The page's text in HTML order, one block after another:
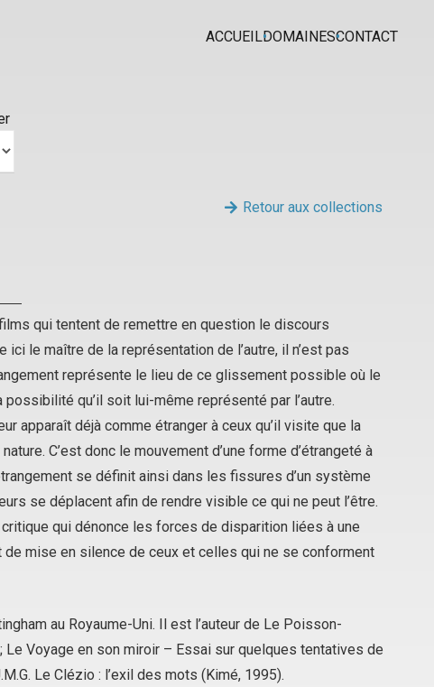
ACCUEILDOMAINESCONTACT
Retour aux collections
qui tentent de remettre en question le discours
le maître de la représentation de l’autre, il n’est pas
représente le lieu de ce glissement possible où le
qu’il soit lui-même représenté par l’autre.
apparaît déjà comme étranger à ceux qu’il visite que la
C’est donc le mouvement d’une forme d’étrangeté à
se définit ainsi dans les fissures d’un système
se déplacent afin de rendre visible ce qui ne peut l’être.
qui dénonce les forces de disparition liées à une
mise en silence de ceux et celles qui ne se conforment
au Royaume-Uni. Il est l’auteur de Le Poisson-
Le Voyage en son miroir – Essai sur quelques tentatives de
Le Clézio : l’exil des mots (Kimé, 1995).